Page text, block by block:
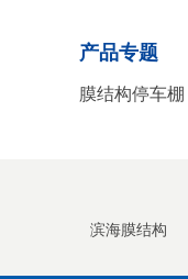
产品专题
膜结构停车棚
滨海膜结构